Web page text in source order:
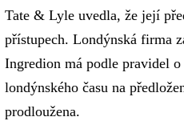
Tate & Lyle uvedla, že její
přístupech. Londýnská firma
Ingredion má podle pravidel
londýnského času na
prodloužena.